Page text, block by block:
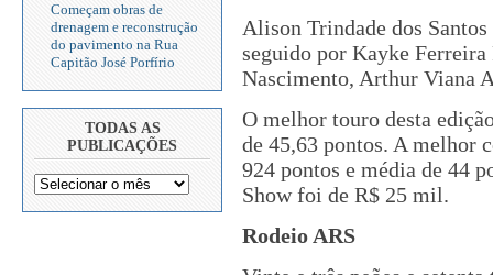
Começam obras de
drenagem e reconstrução
do pavimento na Rua
Capitão José Porfírio
TODAS AS
PUBLICAÇÕES
Alison Trindade dos
seguido por Kayke
Nascimento, Arthur Viana
O melhor touro desta
de 45,63 pontos. A melhor
924 pontos e média de 44
Show foi de R$ 25 mil.
Rodeio ARS